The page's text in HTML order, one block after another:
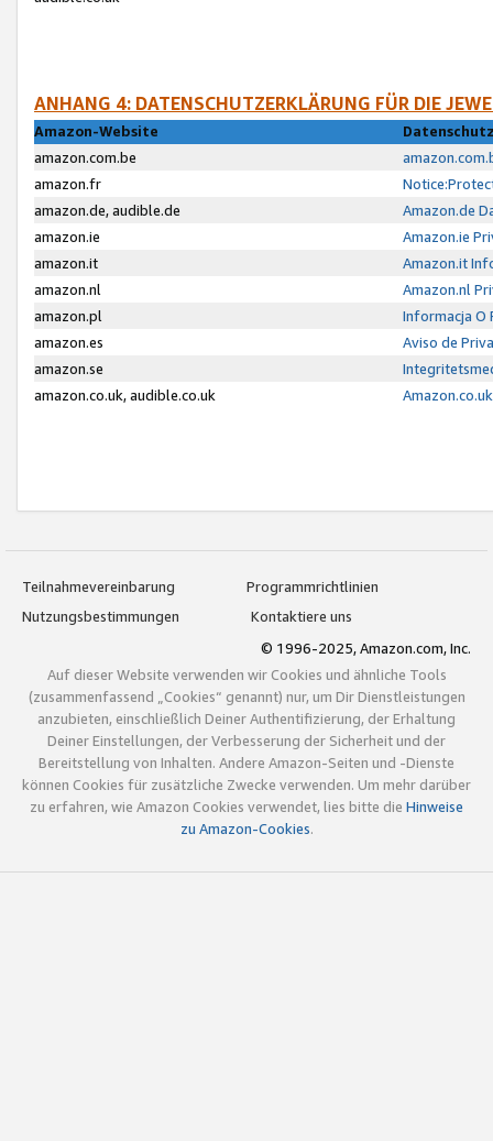
ANHANG 4: DATENSCHUTZERKLÄRUNG FÜR DIE
Amazon-Website
amazon.com.be
amazon.fr
amazon.de, audible.de
Amazon.de
amazon.ie
Amazon.ie
amazon.it
Amazon.it
amazon.nl
Amazon.nl
amazon.pl
Informacja O
amazon.es
Aviso de
amazon.se
amazon.co.uk, audible.co.uk
Teilnahmevereinbarung
Programmrichtlinien
Nutzungsbestimmungen
Kontaktiere uns
© 1996-2025, Amazon.com, Inc.
Auf dieser Website verwenden wir Cookies und ähnliche Tools
(zusammenfassend „Cookies“ genannt) nur, um Dir Dienstleistungen
anzubieten, einschließlich Deiner Authentifizierung, der Erhaltung
Deiner Einstellungen, der Verbesserung der Sicherheit und der
Bereitstellung von Inhalten. Andere Amazon-Seiten und -Dienste
können Cookies für zusätzliche Zwecke verwenden. Um mehr darüber
zu erfahren, wie Amazon Cookies verwendet, lies bitte die Hinweise
zu Amazon-Cookies.